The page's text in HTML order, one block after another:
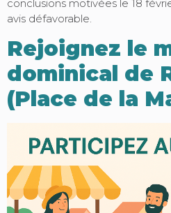
conclusions motivées le 18
avis défavorable.
Rejoignez le
dominical de
(Place de la